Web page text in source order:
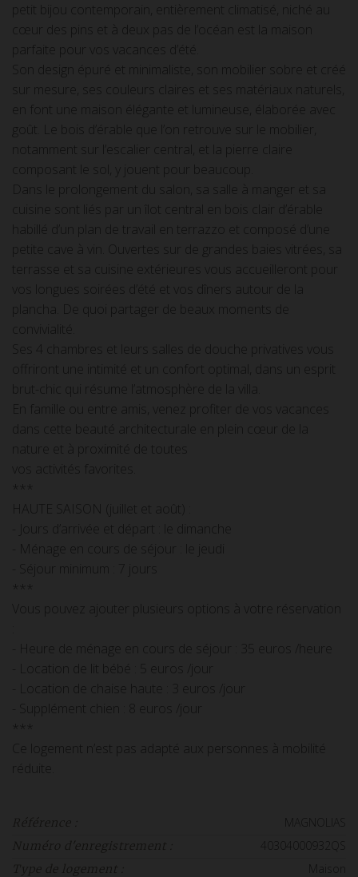
petit bijou contemporain, entièrement climatisé, niché au
cœur des pins et à deux pas de l’océan est la maison
parfaite pour vos vacances d’été.
Son design épuré et minimaliste, son mobilier sobre et créé
sur mesure, ses couleurs claires et ses matériaux naturels,
en font une maison élégante et lumineuse, élaborée avec
goût. Le bois d’érable que l’on retrouve sur le mobilier,
notamment sur l’escalier central, et la pierre claire
composant le sol, y jouent pour beaucoup.
Dans le prolongement du salon, sa salle à manger et sa
cuisine sont liés par un îlot central en bois clair d’érable
habillé d’un plan de travail en terrazzo et composé d’une
petite cave à vin. Ouvertes sur de grandes baies vitrées, sa
terrasse et sa cuisine extérieures vous accueilleront pour
vos longues soirées d’été et vos dîners autour de la
plancha. De quoi partager de beaux moments de
convivialité.
Ses 4 chambres et leurs salles de douche privatives vous
offriront une intimité et un confort optimal, dans un esprit
brut-chic qui résume l’atmosphère de la villa.
En famille ou entre amis, venez profiter de vos vacances
dans cette beauté architecturale en plein cœur de la
nature et à proximité de toutes
vos activités favorites.
***
HAUTE SAISON (juillet et août) :
- Jours d’arrivée et départ : le dimanche
- Ménage en cours de séjour : le jeudi
- Séjour minimum : 7 jours
***
Vous pouvez ajouter plusieurs options à votre réservation
- Heure de ménage en cours de séjour : 35 euros /heure
- Location de lit bébé : 5 euros /jour
- Location de chaise haute : 3 euros /jour
- Supplément chien : 8 euros /jour
***
Ce logement n’est pas adapté aux personnes à mobilité
réduite.
Référence :
Numéro d'enregistrement : 40304000932QS
Type de logement :